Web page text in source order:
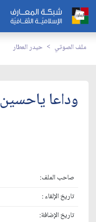
ملف الصوتي حيدر العطار
وداعا ياحسين
صاحب الملف:
تاريخ الإلقاء :
تاريخ الإضافة: